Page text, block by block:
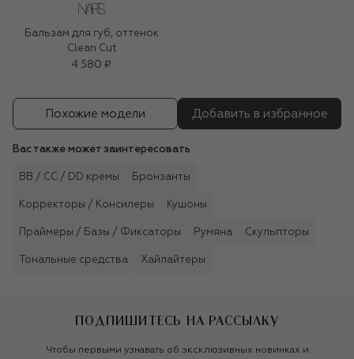
Бальзам для губ, оттенок
Clean Cut
4 580 ₽
Похожие модели Добавить в избранное
Вас также может заинтересовать
BB / CC / DD кремы Бронзанты
Корректоры / Консилеры Кушоны
Праймеры / Базы / Фиксаторы Румяна Скульпторы
Тональные средства Хайлайтеры
ПОДПИШИТЕСЬ НА РАССЫЛКУ
Чтобы первыми узнавать об эксклюзивных новинках и